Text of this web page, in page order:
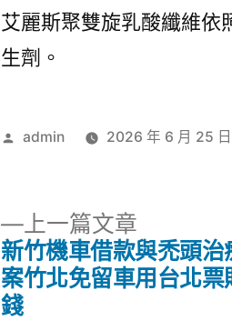
艾麗斯聚雙旋乳酸纖維依
生劑。
作
admin 2026 年 6 月 25 日
上一篇文章
一
篇
新竹機車借款與禿頭治
案竹北免留車用台北票
錢